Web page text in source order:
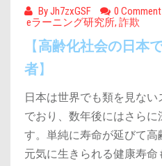
ByJh7zxGSF 0 Comment
eラーニング研究所, 詐欺
【高齢化社会の日本
者】
日本は世界でも類を見な
でおり、数年後にはさらに
す。 単純に寿命が延びて高
元気に生きられる健康寿